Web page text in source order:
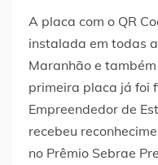
A placa com o QR
instalada em todas
Maranhão e
primeira placa já foi
Empreendedor de
recebeu
no Prêmio Sebrae